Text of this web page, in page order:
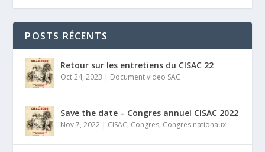
POSTS RÉCENTS
Retour sur les entretiens du CISAC 22
Oct 24, 2023 | Document video SAC
Save the date – Congres annuel CISAC 2022
Nov 7, 2022 | CISAC, Congres, Congres nationaux